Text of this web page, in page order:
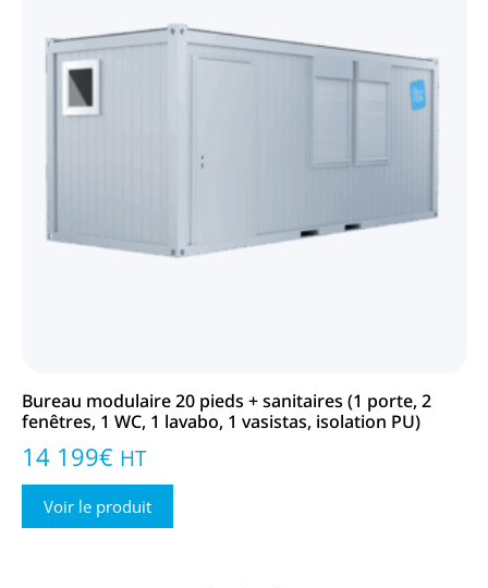
Bureau modulaire 20 pieds + sanitaires (1 porte, 2
fenêtres, 1 WC, 1 lavabo, 1 vasistas, isolation PU)
14 199€ HT
Voir le produit